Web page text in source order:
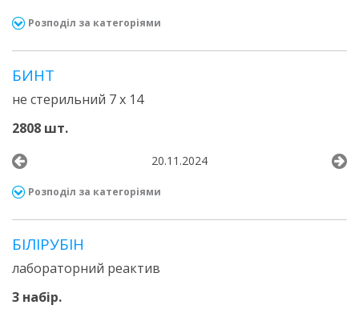
Розподіл за категоріями
БИНТ
не стерильний 7 х 14
2808 шт.
20.11.2024
Розподіл за категоріями
БІЛІРУБІН
лабораторний реактив
3 набір.